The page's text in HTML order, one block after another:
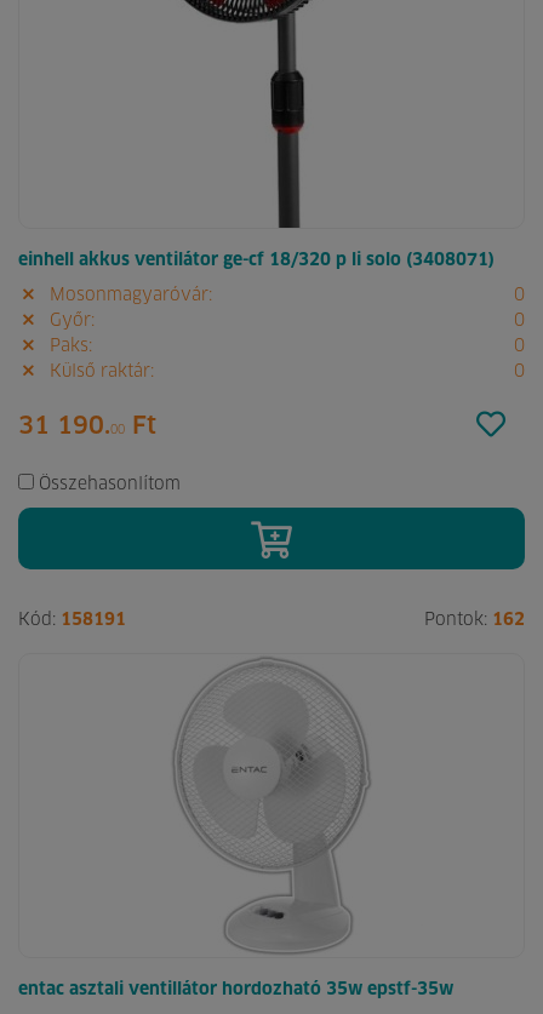
einhell akkus ventilátor ge-cf 18/320 p li solo (3408071)
Mosonmagyaróvár:
0
Győr:
0
Paks:
0
Külső raktár:
0
31 190.00 Ft
Összehasonlítom
Kód: 158191 Pontok: 162
entac asztali ventillátor hordozható 35w epstf-35w